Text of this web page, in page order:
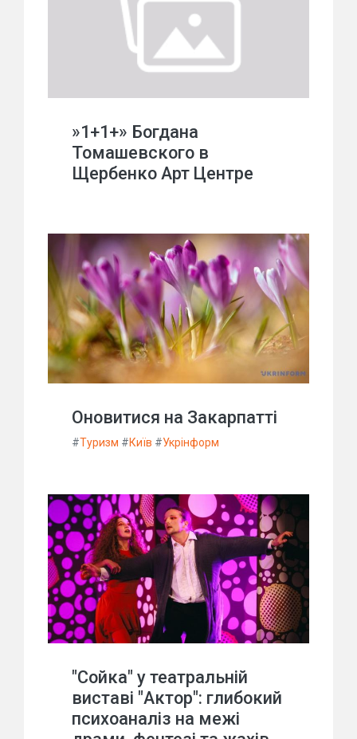
»1+1+» Богдана
Томашевского в
Щербенко Арт Центре
Оновитися на Закарпатті
#Туризм #Київ #Укрінформ
"Сойка" у театральній
виставі "Актор": глибокий
психоаналіз на межі